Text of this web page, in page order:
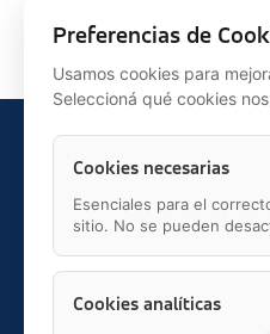
Teléfono: 91 595 75 00
c/ Juan Ignacio Luca de
Mail:
Preferencias de
Usamos cookies para
Seleccioná qué cookies
Cookies necesarias
Esenciales para el
sitio. No se pueden
Cookies analíticas